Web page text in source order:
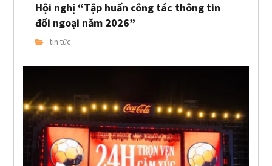
Hội nghị “Tập huấn công tác thông tin
đối ngoại năm 2026”
tin tức